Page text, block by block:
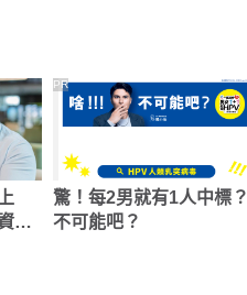
金
驚！每2男就有1人中標？
不可能吧？
PR